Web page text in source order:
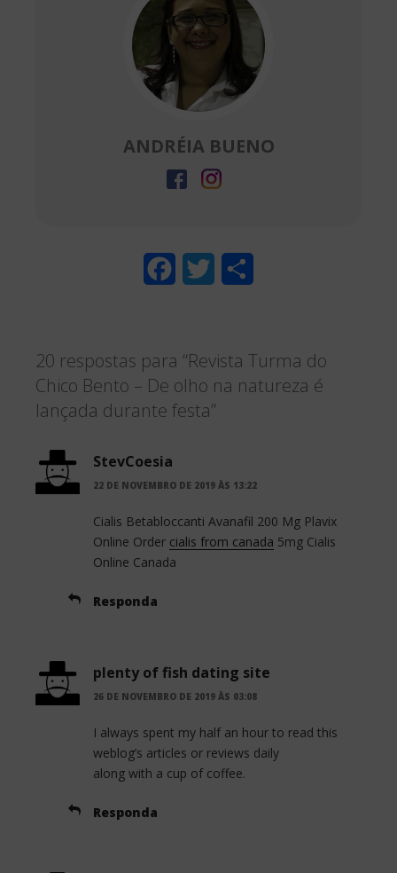
ANDRÉIA BUENO
e
b
k
t
t
e
20 respostas para “Revista Turma do
Chico Bento – De olho na natureza é
lançada durante festa”
StevCoesia
22 DE NOVEMBRO DE 2019 ÀS 13:22
Cialis Betabloccanti Avanafil 200 Mg Plavix
Online Order cialis from canada 5mg Cialis
Online Canada
Responda
plenty of fish dating site
26 DE NOVEMBRO DE 2019 ÀS 03:08
I always spent my half an hour to read this
weblog’s articles or reviews daily
along with a cup of coffee.
Responda